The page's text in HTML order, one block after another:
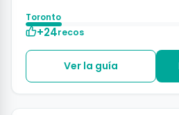
Toronto
+24recos
Ver la guía